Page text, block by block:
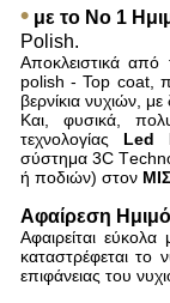
•με το Νο 1
Polish.
Αποκλειστικά
polish - Top coat,
βερνίκια νυχιών,
Και, φυσικά,
τεχνολογίας Led
σύστημα 3C
ή ποδιών) στον
Αφαίρεση
Αφαιρείται
καταστρέφεται το
επιφάνειας του